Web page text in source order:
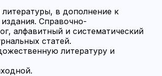
в дополнение к
Справочно-
алфавитный и систематический
статей.
литературу и